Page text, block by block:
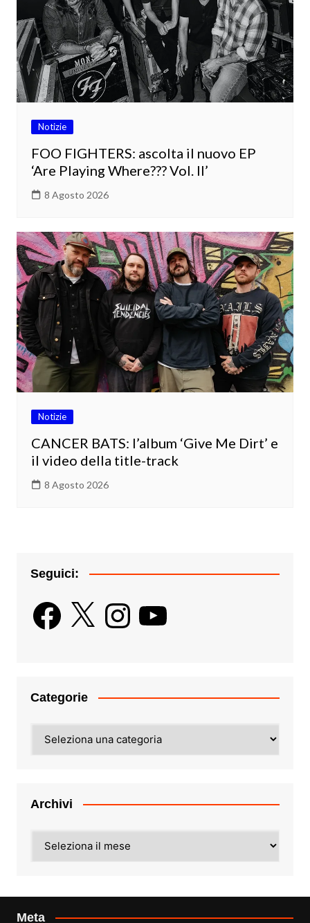
Notizie
FOO FIGHTERS: ascolta il nuovo EP
‘Are Playing Where??? Vol. II’
8 Agosto 2026
Notizie
CANCER BATS: l’album ‘Give Me Dirt’ e
il video della title-track
8 Agosto 2026
Seguici:
Facebook
X InstagramYouTube
Categorie
Archivi
Meta